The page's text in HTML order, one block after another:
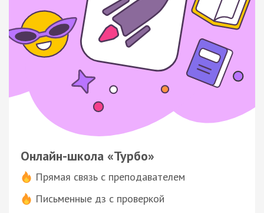
Онлайн-школа «Турбо»
Прямая связь с преподавателем
Письменные дз с проверкой